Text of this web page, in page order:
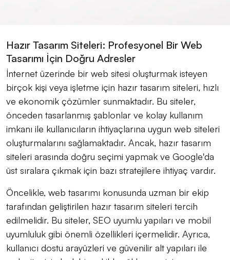
Hazır Tasarım Siteleri: Profesyonel Bir Web
Tasarımı İçin Doğru Adresler
İnternet üzerinde bir web sitesi oluşturmak isteyen
birçok kişi veya işletme için hazır tasarım siteleri, hızlı
ve ekonomik çözümler sunmaktadır. Bu siteler,
önceden tasarlanmış şablonlar ve kolay kullanım
imkanı ile kullanıcıların ihtiyaçlarına uygun web siteleri
oluşturmalarını sağlamaktadır. Ancak, hazır tasarım
siteleri arasında doğru seçimi yapmak ve Google'da
üst sıralara çıkmak için bazı stratejilere ihtiyaç vardır.
Öncelikle, web tasarımı konusunda uzman bir ekip
tarafından geliştirilen hazır tasarım siteleri tercih
edilmelidir. Bu siteler, SEO uyumlu yapıları ve mobil
uyumluluk gibi önemli özellikleri içermelidir. Ayrıca,
kullanıcı dostu arayüzleri ve güvenilir alt yapıları ile